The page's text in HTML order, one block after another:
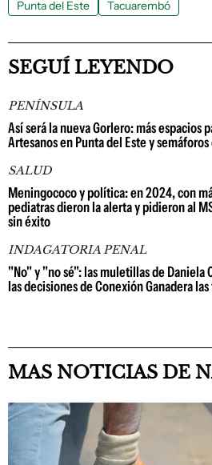
Punta del Este Tacuarembó
SEGUÍ LEYENDO
PENÍNSULA
Así será la nueva Gorlero: más espacios
Artesanos en Punta del Este y
SALUD
Meningococo y política: en 2024, con
pediatras dieron la alerta y pidieron al
sin éxito
INDAGATORIA PENAL
"No" y "no sé": las muletillas de Daniela
las decisiones de Conexión Ganadera
MAS NOTICIAS DE